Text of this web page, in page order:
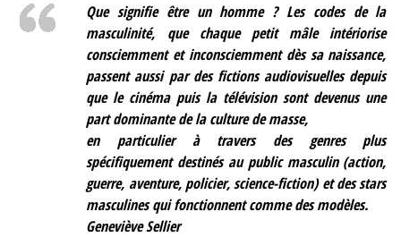
Que signifie être un homme ? Les codes de la
masculinité, que chaque petit mâle intériorise
consciemment et inconsciemment dès sa naissance,
passent aussi par des fictions audiovisuelles depuis
que le cinéma puis la télévision sont devenus une
part dominante de la culture de masse,
en particulier à travers des genres plus
spécifiquement destinés au public masculin (action,
guerre, aventure, policier, science-fiction) et des stars
masculines qui fonctionnent comme des modèles.
Geneviève Sellier